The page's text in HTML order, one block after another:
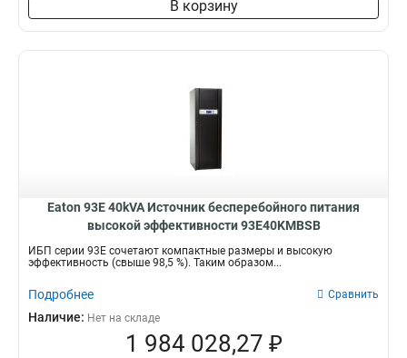
В корзину
Eaton 93E 40kVA Источник бесперебойного питания
высокой эффективности 93E40KMBSB
ИБП серии 93Е сочетают компактные размеры и высокую
эффективность (свыше 98,5 %). Таким образом...
Подробнее Сравнить
Наличие: Нет на складе
1 984 028,27 ₽